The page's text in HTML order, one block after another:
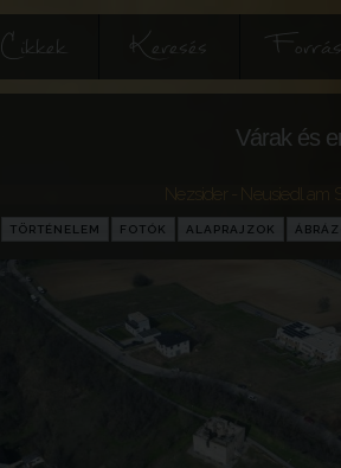
Cikkek Keresés
Várak és
Nezsider - Neusiedl am
TÖRTÉNELEM FOTÓK ALAPRAJZOK